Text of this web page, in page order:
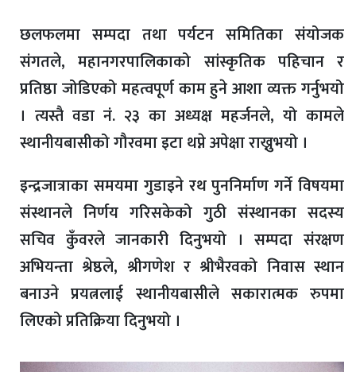
छलफलमा सम्पदा तथा पर्यटन समितिका संयोजक
संगतले, महानगरपालिकाको सांस्कृतिक पहिचान र
प्रतिष्ठा जोडिएको महत्वपूर्ण काम हुने आशा व्यक्त गर्नुभयो
। त्यस्तै वडा नं. २३ का अध्यक्ष महर्जनले, यो कामले
स्थानीयबासीको गौरवमा इटा थप्ने अपेक्षा राख्नुभयो ।
इन्द्रजात्राका समयमा गुडाइने रथ पुननिर्माण गर्ने विषयमा
संस्थानले निर्णय गरिसकेको गुठी संस्थानका सदस्य
सचिव कुँवरले जानकारी दिनुभयो । सम्पदा संरक्षण
अभियन्ता श्रेष्ठले, श्रीगणेश र श्रीभैरवको निवास स्थान
बनाउने प्रयत्नलाई स्थानीयबासीले सकारात्मक रुपमा
लिएको प्रतिक्रिया दिनुभयो ।